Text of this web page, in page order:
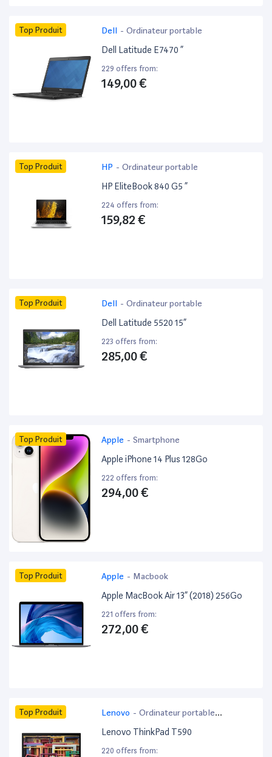
Top Produit Dell - Ordinateur portable
Dell Latitude E7470 ”
229 offers from:
149,00 €
Top Produit HP - Ordinateur portable
HP EliteBook 840 G5 ”
224 offers from:
159,82 €
Top Produit Dell - Ordinateur portable
Dell Latitude 5520 15”
223 offers from:
285,00 €
Top Produit Apple - Smartphone
Apple iPhone 14 Plus 128Go
222 offers from:
294,00 €
Top Produit Apple - Macbook
Apple MacBook Air 13” (2018) 256Go
221 offers from:
272,00 €
Top Produit Lenovo - Ordinateur portable
bureautique
Lenovo ThinkPad T590
220 offers from: